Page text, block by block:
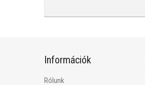
Információk
Rólunk